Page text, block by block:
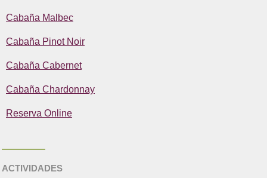
Cabaña Malbec
Cabaña Pinot Noir
Cabaña Cabernet
Cabaña Chardonnay
Reserva Online
ACTIVIDADES